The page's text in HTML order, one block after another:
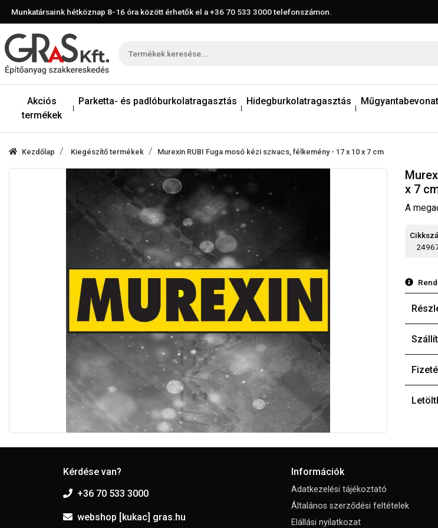
Munkatársaink hétköznap 8-16 óra között érhetők el a+36 70 533 3000telefonszámon.
Akciós
termékek
Parketta- és padlóburkolatragasztás Hidegburkolatragasztás Műgyantabevonat
Kezdőlap Kiegészítő termékek Murexin RUBI Fuga mosó kézi szivacs, félkemény - 17 x 10 x 7 cm
x 7
A
Kérdése van?
+36 70 533 3000
webshop [kukac] gras.hu
Információk
Adatkezelési tájékoztató
Általános szerződési feltételek
Elállási nyilatkozat